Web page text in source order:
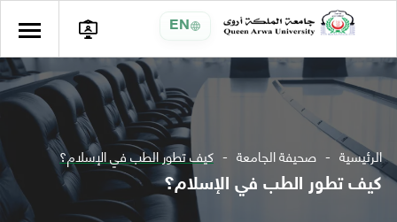
EN
الرئيسية صحيفة الجامعة كيف تطور الطب في الإسلام؟
كيف تطور الطب في الإسلام؟